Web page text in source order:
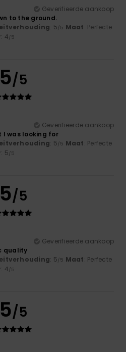
Geverifieerde aankoop
to the ground.
: 5/5 Maat: Perfecte
: 4/5
5/5
Geverifieerde aankoop
I was looking for
: 5/5 Maat: Perfecte
: 5/5
5/5
Geverifieerde aankoop
quality
: 5/5 Maat: Perfecte
: 4/5
5/5